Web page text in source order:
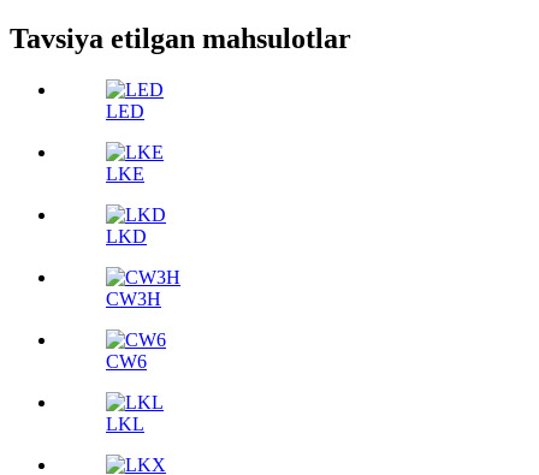
Tavsiya etilgan mahsulotlar
LED
LKE
LKD
CW3H
CW6
LKL